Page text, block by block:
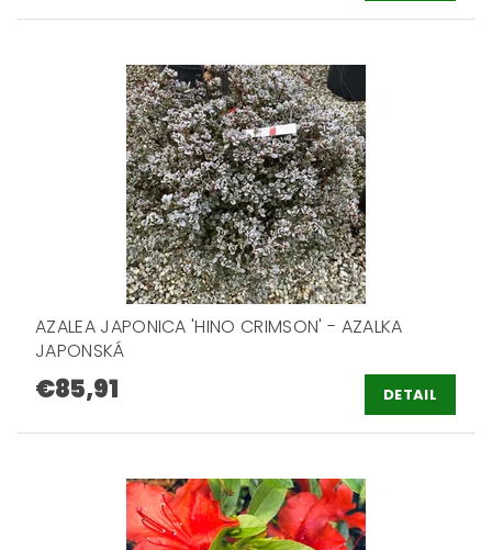
AZALEA JAPONICA 'HINO CRIMSON' - AZALKA
JAPONSKÁ
€85,91 DETAIL